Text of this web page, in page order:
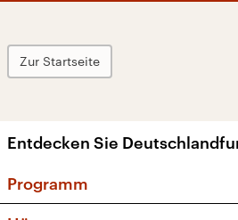
Zur Startseite
Entdecken Sie
Programm